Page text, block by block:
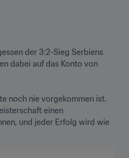
der 3:2-Sieg Serbiens
dabei auf das Konto von
noch nie vorgekommen ist.
einen
und jeder Erfolg wird wie